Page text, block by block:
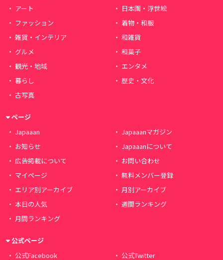
アート
日本画・浮世絵
ファッション
着物・和服
雑貨・インテリア
和雑貨
グルメ
和菓子
観光・地域
エンタメ
暮らし
歴史・文化
古写真
ページ
Japaaan
Japaaanマガジン
お知らせ
Japaaanについて
広告掲載について
お問い合わせ
マイページ
無料メンバー登録
エリア別アーカイブ
月別アーカイブ
本日の人気
週間ランキング
月間ランキング
公式ページ
公式Facebook
公式Twitter